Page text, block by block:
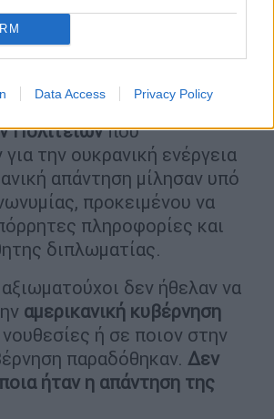
Data Access Privacy Policy
κυβέρνησης
ενέκριναν την αποστολή,
την επίθεση ή αν ο
Ζελένσκι είχε
αποστολή. Οι αξιωματούχοι
Πολιτειώνπου
την ουκρανική ενέργεια
απάντηση μίλησαν υπό
προκειμένου να
πληροφορίες και
διπλωματίας.
δεν ήθελαν να
αμερικανική κυβέρνηση
ή σε ποιον στην
παραδόθηκαν. Δεν
ήταν η απάντηση της